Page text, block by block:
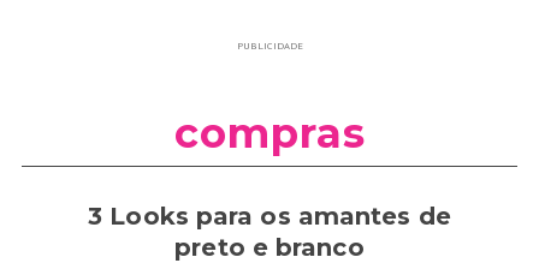
PUBLICIDADE
compras
3 Looks para os amantes de
preto e branco